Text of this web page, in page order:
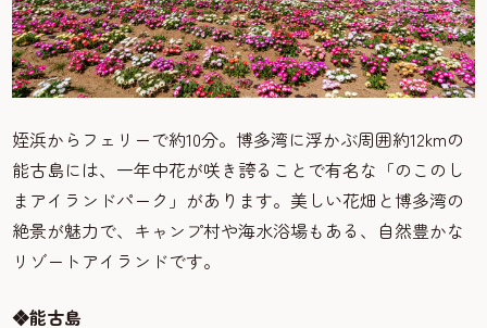
姪浜からフェリーで約10分。博多湾に浮かぶ周囲約12kmの
能古島には、一年中花が咲き誇ることで有名な「のこのし
まアイランドパーク」があります。美しい花畑と博多湾の
絶景が魅力で、キャンプ村や海水浴場もある、自然豊かな
リゾートアイランドです。
❖能古島